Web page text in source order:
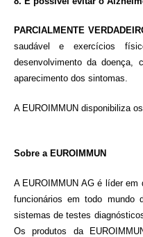
PARCIALMENTE
saudável e exercícios
desenvolvimento da doença,
aparecimento dos sintomas.
A EUROIMMUN disponibiliza
Sobre a EUROIMMUN
A EUROIMMUN AG é líder em
funcionários em todo mundo
sistemas de testes
Os produtos da